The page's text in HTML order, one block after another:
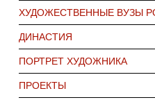
ХУДОЖЕСТВЕННЫЕ ВУЗЫ
ДИНАСТИЯ
ПОРТРЕТ ХУДОЖНИКА
ПРОЕКТЫ